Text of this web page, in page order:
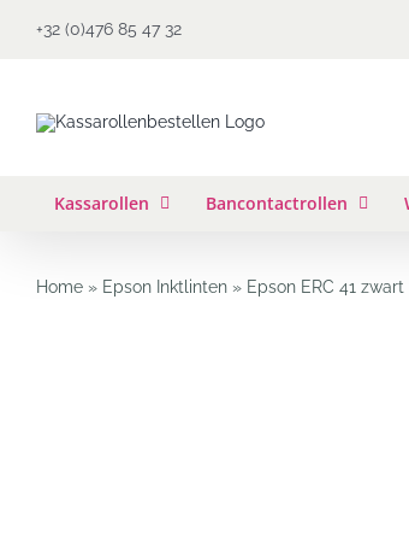
+32 (0)476 85 47 32
Kassarollen Bancontactrollen
Home » Epson Inktlinten » Epson ERC 41 zwart